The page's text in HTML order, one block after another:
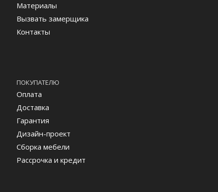
Материалы
Вызвать замерщика
Контакты
ПОКУПАТЕЛЮ
Оплата
Доставка
Гарантия
Дизайн-проект
Сборка мебели
Рассрочка и кредит